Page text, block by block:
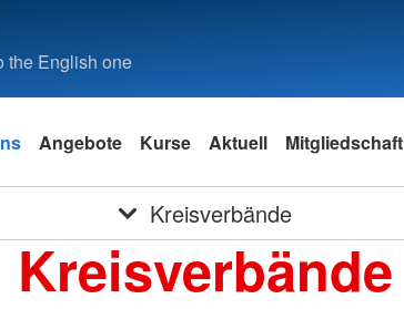
the English one
Angebote Kurse Aktuell Mitgliedschaft
Kreisverbände
Kreisverbände